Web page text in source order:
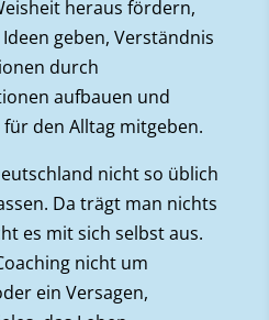
heraus fördern,
geben, Verständnis
durch
aufbauen und
den Alltag mitgeben.
nicht so üblich
Da trägt man nichts
es mit sich selbst aus.
nicht um
ein Versagen,